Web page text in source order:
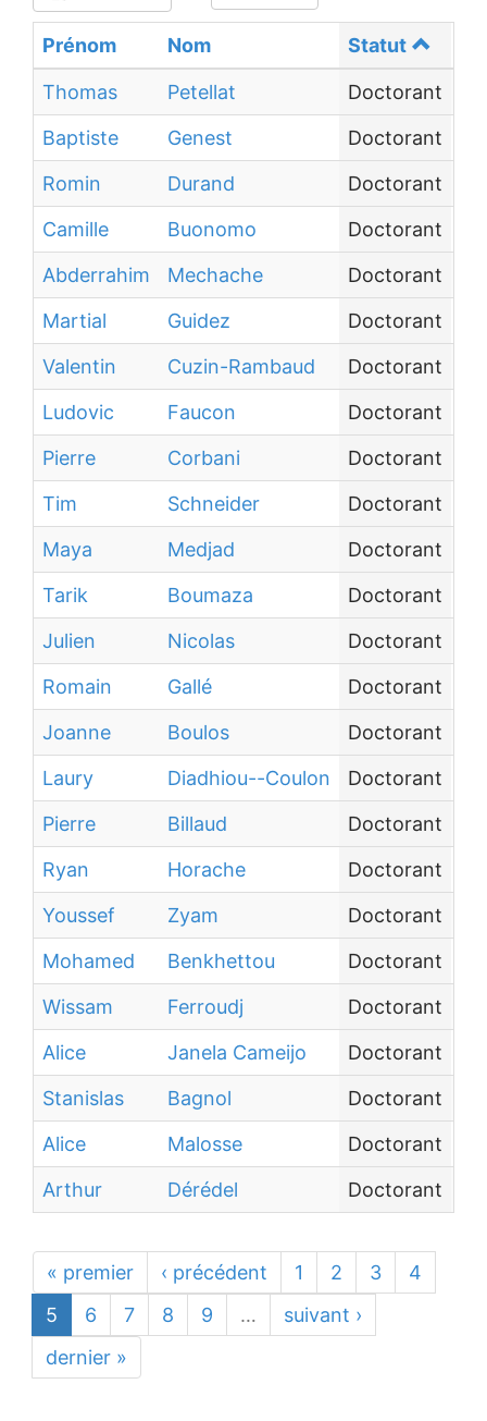
Prénom Nom Statut
Thomas Petellat Doctorant
Baptiste
Genest Doctorant
Romin
Durand Doctorant
Camille
Buonomo Doctorant
Abderrahim
Mechache Doctorant
Martial
Guidez Doctorant
Valentin
Cuzin-Rambaud Doctorant
Ludovic
Faucon Doctorant
Pierre
Corbani Doctorant
Tim
Schneider Doctorant
Maya
Medjad Doctorant
Tarik
Boumaza Doctorant
Julien
Nicolas Doctorant
Romain
Gallé Doctorant
Joanne
Boulos Doctorant
Laury
Diadhiou--Coulon Doctorant
Pierre
Billaud Doctorant
Ryan
Horache Doctorant
Youssef
Zyam Doctorant
Mohamed
Benkhettou Doctorant
Wissam
Ferroudj Doctorant
Alice
Janela Cameijo Doctorant
Stanislas
Bagnol Doctorant
Alice
Malosse Doctorant
Arthur
Dérédel Doctorant
« premier ‹ précédent 1 2 3
4
5
6 7 8 9 …
suivant ›
dernier »